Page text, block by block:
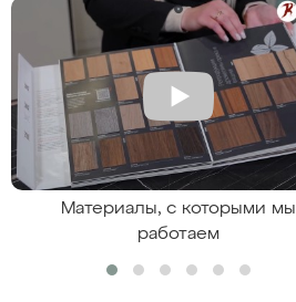
Материалы, с которыми мы
работаем